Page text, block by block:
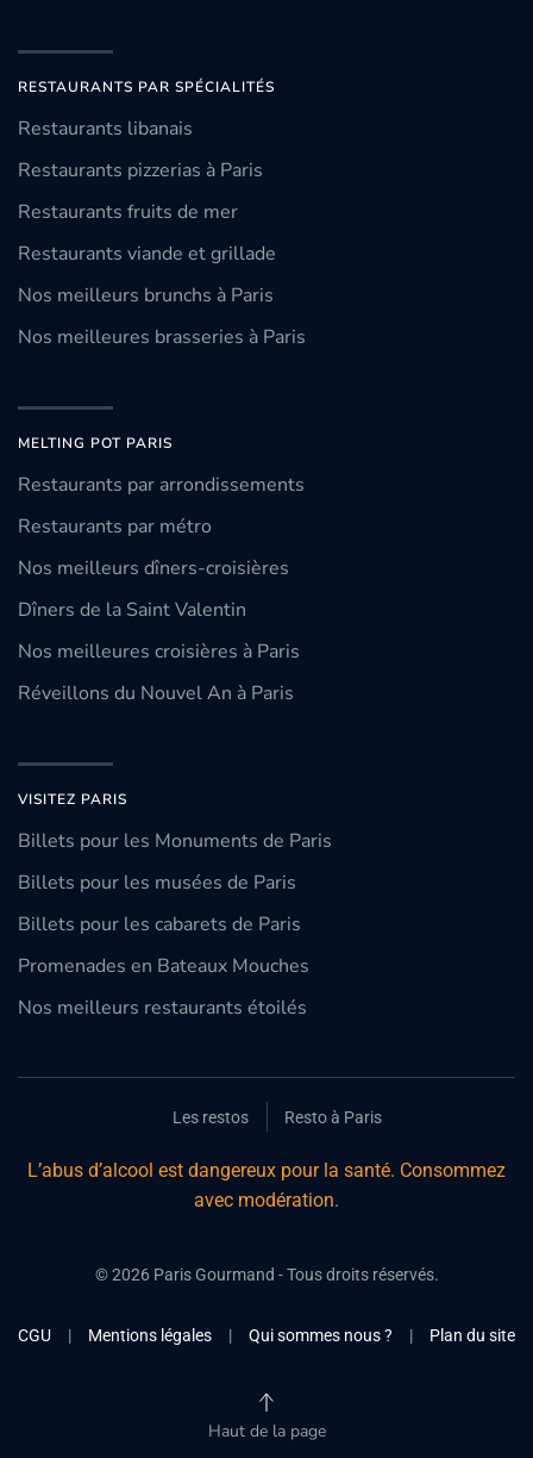
RESTAURANTS PAR SPÉCIALITÉS
Restaurants libanais
Restaurants pizzerias à Paris
Restaurants fruits de mer
Restaurants viande et grillade
Nos meilleurs brunchs à Paris
Nos meilleures brasseries à Paris
MELTING POT PARIS
Restaurants par arrondissements
Restaurants par métro
Nos meilleurs dîners-croisières
Dîners de la Saint Valentin
Nos meilleures croisières à Paris
Réveillons du Nouvel An à Paris
VISITEZ PARIS
Billets pour les Monuments de Paris
Billets pour les musées de Paris
Billets pour les cabarets de Paris
Promenades en Bateaux Mouches
Nos meilleurs restaurants étoilés
Les restos Resto à Paris
L’abus d’alcool est dangereux pour la santé. Consommez
avec modération.
©2026Paris Gourmand - Tous droits réservés.
CGU | Mentions légales | Qui sommes nous ? | Plan du site
Haut de la page